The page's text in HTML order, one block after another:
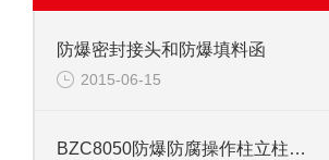
防爆密封接头和防爆填料函
2015-06-15
BZC8050防爆防腐操作柱立柱型和挂壁型的区别